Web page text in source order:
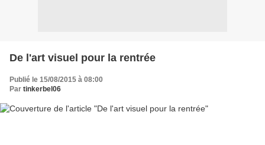
De l'art visuel pour la rentrée
Publié le 15/08/2015 à 08:00
Par tinkerbel06